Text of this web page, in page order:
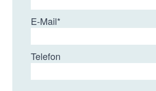
E-Mail*
Telefon